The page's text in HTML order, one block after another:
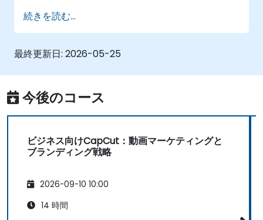
各種ソーシャルメディアプラットフォーム向
けに動画の書き出しと最適化を行う方法
続きを読む...
最終更新日: 2026-05-25
今後のコース
ビジネス向けCapCut：動画マーケティングと
ブランディング戦略
2026-09-10 10:00
14 時間